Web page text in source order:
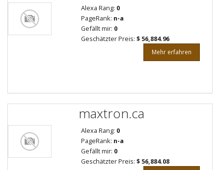
Alexa Rang: 0
PageRank: n-a
Gefällt mir: 0
Geschätzter Preis: $ 56,884.96
Mehr erfahren
maxtron.ca
Alexa Rang: 0
PageRank: n-a
Gefällt mir: 0
Geschätzter Preis: $ 56,884.08